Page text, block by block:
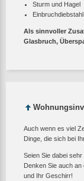
Sturm und Hagel
Als sinnvoller
Glasbruch,
Auch wenn es viel
Dinge, die sich bei
Seien Sie dabei sehr
Denken Sie auch
und Ihr Geschirr!